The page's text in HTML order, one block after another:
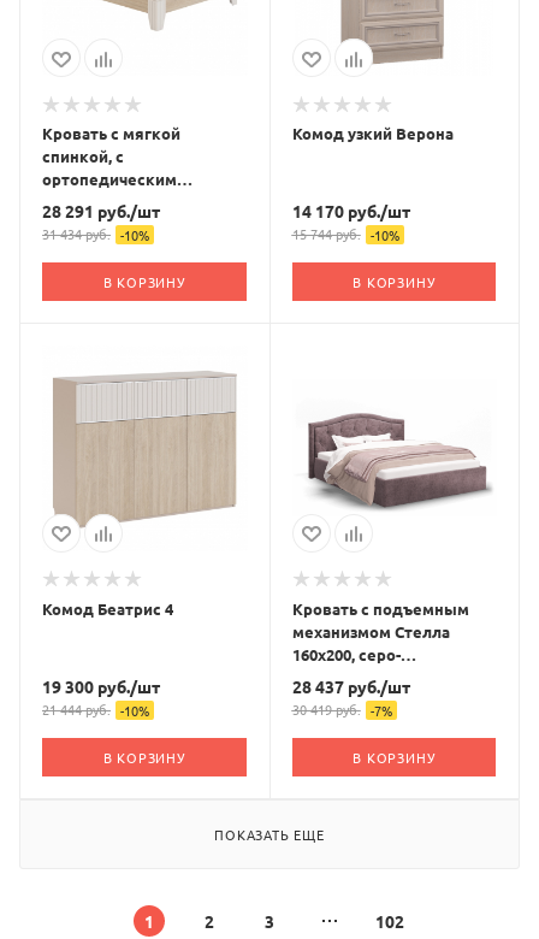
Кровать с мягкой
спинкой, с
ортопедическим
основанием Беатрис 2.3
180х200
28 291 руб./шт
31 434руб. -10%
В КОРЗИНУ
Комод узкий Верона
14 170руб./шт
15 744руб. -10%
В КОРЗИНУ
Комод Беатрис 4
19 300 руб./шт
21 444руб. -10%
В КОРЗИНУ
Кровать с подъемным
механизмом Стелла
160х200, серо-
фиолетовый
28 437руб./шт
30 419руб. -7%
В КОРЗИНУ
ПОКАЗАТЬ ЕЩЕ
1 2 3 102